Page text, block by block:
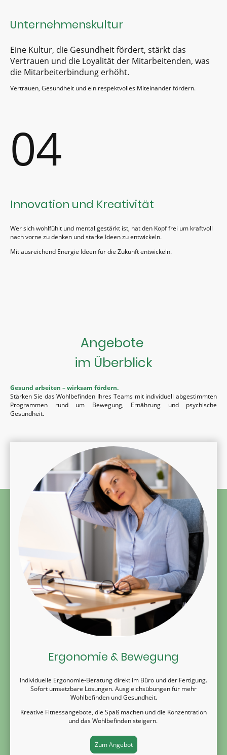
Unternehmenskultur
Eine Kultur, die Gesundheit fördert, stärkt das
Vertrauen und die Loyalität der Mitarbeitenden, was
die Mitarbeiterbindung erhöht.
Vertrauen, Gesundheit und ein respektvolles Miteinander fördern.
04
Innovation und Kreativität
Wer sich wohlfühlt und mental gestärkt ist, hat den Kopf frei um kraftvoll
nach vorne zu denken und starke Ideen zu entwickeln.
Mit ausreichend Energie Ideen für die Zukunft entwickeln.
Angebote
im Überblick
Gesund arbeiten – wirksam fördern.
Stärken Sie das Wohlbefinden Ihres Teams mit individuell abgestimmten
Programmen rund um Bewegung, Ernährung und psychische
Gesundheit.
Ergonomie & Bewegung
Individuelle Ergonomie-Beratung direkt im Büro und der Fertigung.
Sofort umsetzbare Lösungen. Ausgleichsübungen für mehr
Wohlbefinden und Gesundheit.
Kreative Fitnessangebote, die Spaß machen und die Konzentration
und das Wohlbefinden steigern.
Zum Angebot